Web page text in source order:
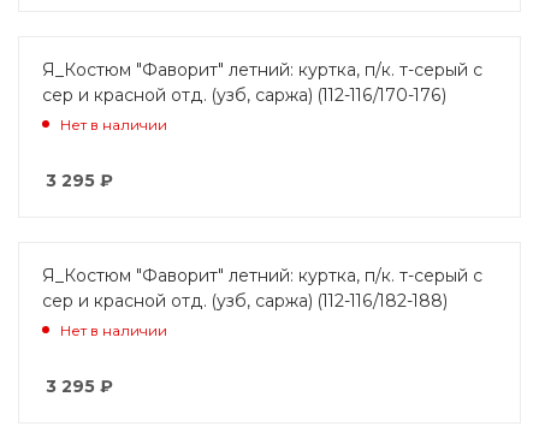
Я_Костюм "Фаворит" летний: куртка, п/к. т-серый с
сер и красной отд. (узб, саржа) (112-116/170-176)
Нет в наличии
3 295 ₽
Я_Костюм "Фаворит" летний: куртка, п/к. т-серый с
сер и красной отд. (узб, саржа) (112-116/182-188)
Нет в наличии
3 295 ₽